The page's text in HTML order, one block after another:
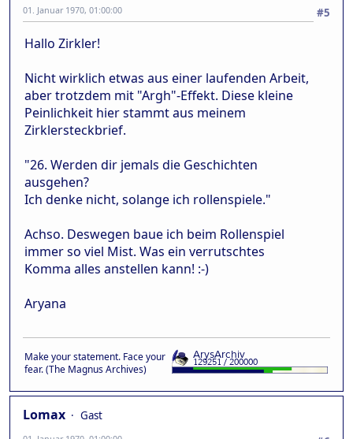
#5
01. Januar 1970, 01:00:00
Hallo Zirkler!
Nicht wirklich etwas aus einer laufenden Arbeit,
aber trotzdem mit "Argh"-Effekt. Diese kleine
Peinlichkeit hier stammt aus meinem
Zirklersteckbrief.
"26. Werden dir jemals die Geschichten
ausgehen?
Ich denke nicht, solange ich rollenspiele."
Achso. Deswegen baue ich beim Rollenspiel
immer so viel Mist. Was ein verrutschtes
Komma alles anstellen kann! :-)
Aryana
Make your statement. Face your
fear. (The Magnus Archives)
Lomax
Gast